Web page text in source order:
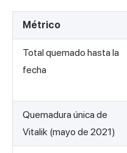
Métrico
Total quemado hasta la
fecha
Quemadura única de
Vitalik (mayo de 2021)